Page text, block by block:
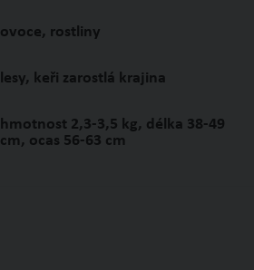
ovoce, rostliny
lesy, keři zarostlá krajina
hmotnost 2,3-3,5 kg, délka 38-49
cm, ocas 56-63 cm